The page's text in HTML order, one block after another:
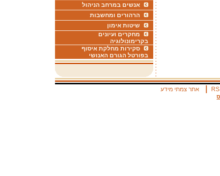
אנשים במרחב הניהול
הרהורים ומחשבות
שיטות אימון
מחקרים ועיונים
בקרימונולוגיה
סקירות מחלקת איסוף
בפורטל הגורם האנושי
אתר צמתי מידע